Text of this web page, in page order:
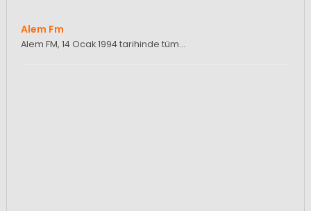
Alem Fm
Alem FM, 14 Ocak 1994 tarihinde tüm…